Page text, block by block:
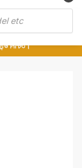
সার্ভিসে ডেলিভারি।
না হলে ৫ মিনিটে ১৯৯
নিশ্চিত।